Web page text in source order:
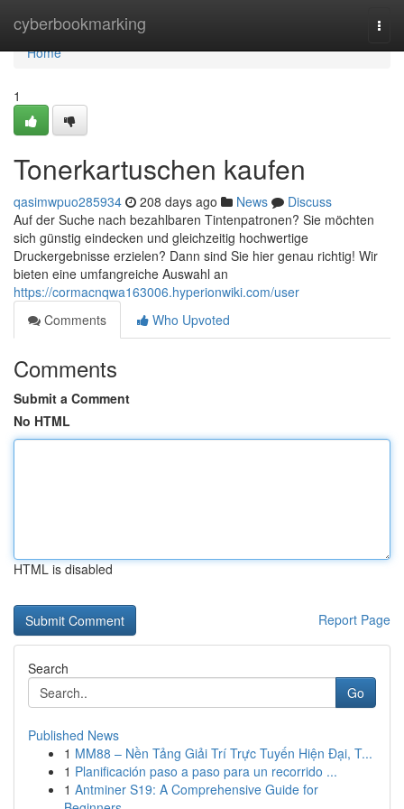
cyberbookmarking
Home
Home
1
Tonerkartuschen kaufen
qasimwpuo285934 208 days ago News
Discuss
Auf der Suche nach bezahlbaren Tintenpatronen? Sie möchten
sich günstig eindecken und gleichzeitig hochwertige
Druckergebnisse erzielen? Dann sind Sie hier genau richtig! Wir
bieten eine umfangreiche Auswahl an
https://cormacnqwa163006.hyperionwiki.com/user
Comments
Who Upvoted
Comments
Submit a Comment
No HTML
HTML is disabled
Report Page
Search
Go
Published News
1 MM88 – Nền Tảng Giải Trí Trực Tuyến Hiện Đại, T...
1 Planificación paso a paso para un recorrido ...
1 Antminer S19: A Comprehensive Guide for